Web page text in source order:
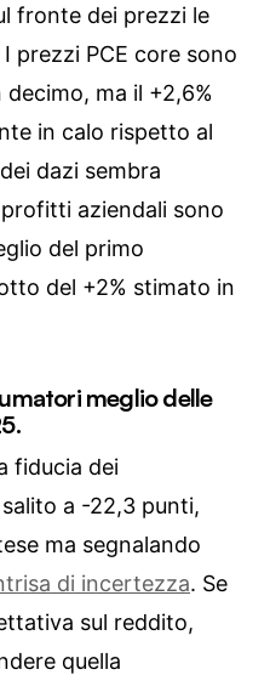
fronte dei prezzi le
prezzi PCE core sono
ma il +2,6%
in calo rispetto al
dazi sembra
aziendali sono
del primo
del +2% stimato in
meglio delle
fiducia dei
a -22,3 punti,
ma segnalando
di incertezza. Se
sul reddito,
quella